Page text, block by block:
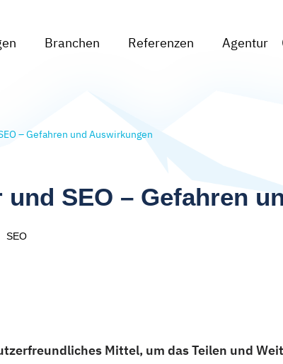
Branchen Referenzen Agentur
– Gefahren und Auswirkungen
und SEO – Gefahren
SEO
Mittel, um das Teilen und